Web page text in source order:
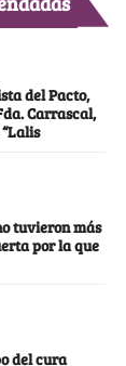
del Pacto,
Carrascal,
tuvieron más
por la que
del cura